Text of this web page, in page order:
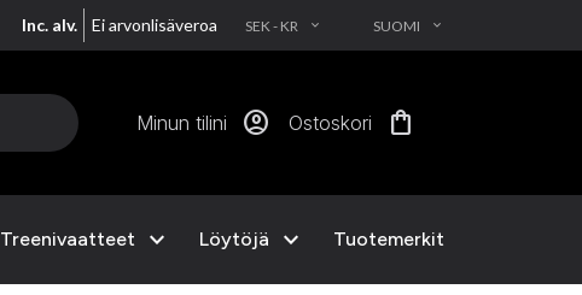
Inc. alv. Ei arvonlisäveroa SEK - KR EXPAND_MORE SUOMI EXPAND_MORE
Minun tilini account_circle Ostoskori shopping_bag
Treenivaatteet expand_more Löytöjä expand_more Tuotemerkit